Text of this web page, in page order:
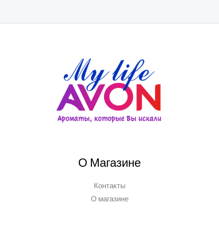
О Магазине
Контакты
О магазине